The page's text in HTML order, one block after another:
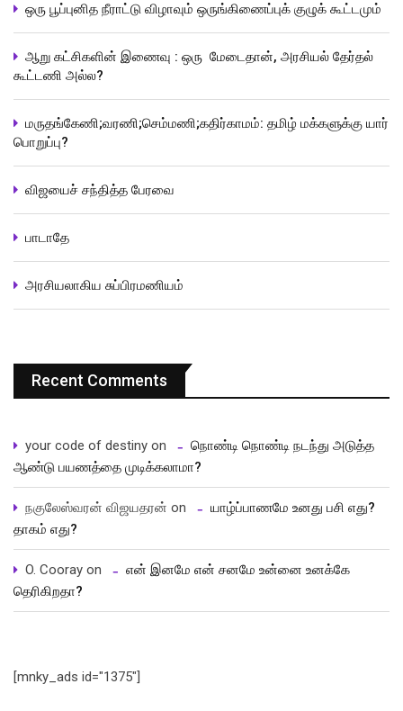
ஒரு பூப்புனித நீராட்டு விழாவும் ஒருங்கிணைப்புக் குழுக் கூட்டமும்
ஆறு கட்சிகளின் இணைவு : ஒரு மேடைதான், அரசியல் தேர்தல்
கூட்டணி அல்ல?
மருதங்கேணி;வரணி;செம்மணி;கதிர்காமம்: தமிழ் மக்களுக்கு யார்
பொறுப்பு?
விஜயைச் சந்தித்த பேரவை
பாடாதே
அரசியலாகிய சுப்பிரமணியம்
Recent Comments
your code of destiny on
நொண்டி நொண்டி நடந்து அடுத்த
ஆண்டு பயணத்தை முடிக்கலாமா?
நகுலேஸ்வரன் விஜயதரன் on
யாழ்ப்பாணமே உனது பசி எது?
தாகம் எது?
O. Cooray on
என் இனமே என் சனமே உன்னை உனக்கே
தெரிகிறதா?
[mnky_ads id="1375"]